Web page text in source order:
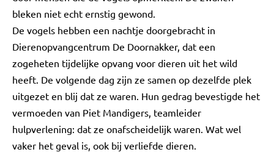
bleken niet echt ernstig gewond.
De vogels hebben een nachtje doorgebracht in
Dierenopvangcentrum De Doornakker, dat een
zogeheten tijdelijke opvang voor dieren uit het wild
heeft. De volgende dag zijn ze samen op dezelfde plek
uitgezet en blij dat ze waren. Hun gedrag bevestigde het
vermoeden van Piet Mandigers, teamleider
hulpverlening: dat ze onafscheidelijk waren. Wat wel
vaker het geval is, ook bij verliefde dieren.